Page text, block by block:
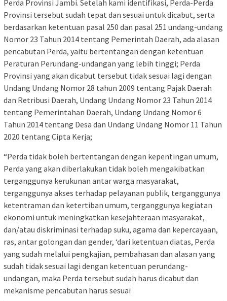
Perda Provinsi Jambi. Setelah kami identifikasi, Perda-Perda
Provinsi tersebut sudah tepat dan sesuai untuk dicabut, serta
berdasarkan ketentuan pasal 250 dan pasal 251 undang-undang
Nomor 23 Tahun 2014 tentang Pemerintah Daerah, ada alasan
pencabutan Perda, yaitu bertentangan dengan ketentuan
Peraturan Perundang-undangan yang lebih tinggi; Perda
Provinsi yang akan dicabut tersebut tidak sesuai lagi dengan
Undang Undang Nomor 28 tahun 2009 tentang Pajak Daerah
dan Retribusi Daerah, Undang Undang Nomor 23 Tahun 2014
tentang Pemerintahan Daerah, Undang Undang Nomor 6
Tahun 2014 tentang Desa dan Undang Undang Nomor 11 Tahun
2020 tentang Cipta Kerja;
“Perda tidak boleh bertentangan dengan kepentingan umum,
Perda yang akan diberlakukan tidak boleh mengakibatkan
terganggunya kerukunan antar warga masyarakat,
terganggunya akses terhadap pelayanan publik, terganggunya
ketentraman dan ketertiban umum, terganggunya kegiatan
ekonomi untuk meningkatkan kesejahteraan masyarakat,
dan/atau diskriminasi terhadap suku, agama dan kepercayaan,
ras, antar golongan dan gender, ‘dari ketentuan diatas, Perda
yang sudah melalui pengkajian, pembahasan dan alasan yang
sudah tidak sesuai lagi dengan ketentuan perundang-
undangan, maka Perda tersebut sudah harus dicabut dan
mekanisme pencabutan harus sesuai